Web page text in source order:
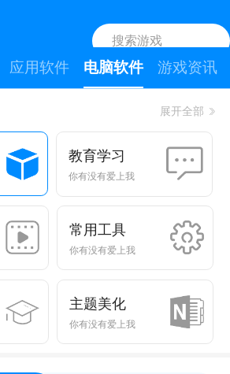
应用软件 电脑软件 游戏资讯
展开全部
教育学习
你有没有爱上我
常用工具
你有没有爱上我
主题美化
你有没有爱上我